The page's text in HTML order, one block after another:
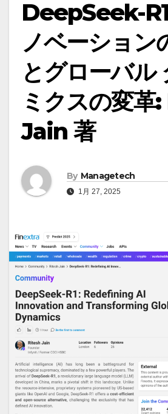
DeepSeek-
ノベーション
とグローバル
ミクスの変
Jain 著
By Managetech
1月 27, 2025